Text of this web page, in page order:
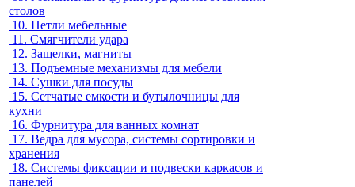
столов
10. Петли мебельные
11. Смягчители удара
12. Защелки, магниты
13. Подъемные механизмы для мебели
14. Сушки для посуды
15. Сетчатые емкости и бутылочницы для
кухни
16. Фурнитура для ванных комнат
17. Ведра для мусора, системы сортировки и
хранения
18. Системы фиксации и подвески каркасов и
панелей